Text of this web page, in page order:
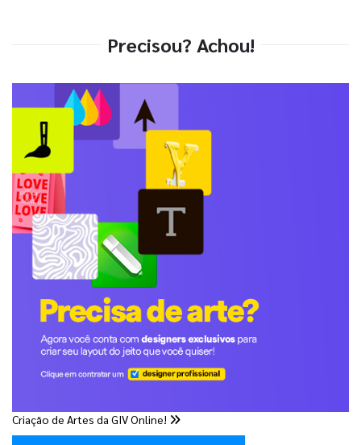
Precisou? Achou!
Criação de Artes da GIV Online!